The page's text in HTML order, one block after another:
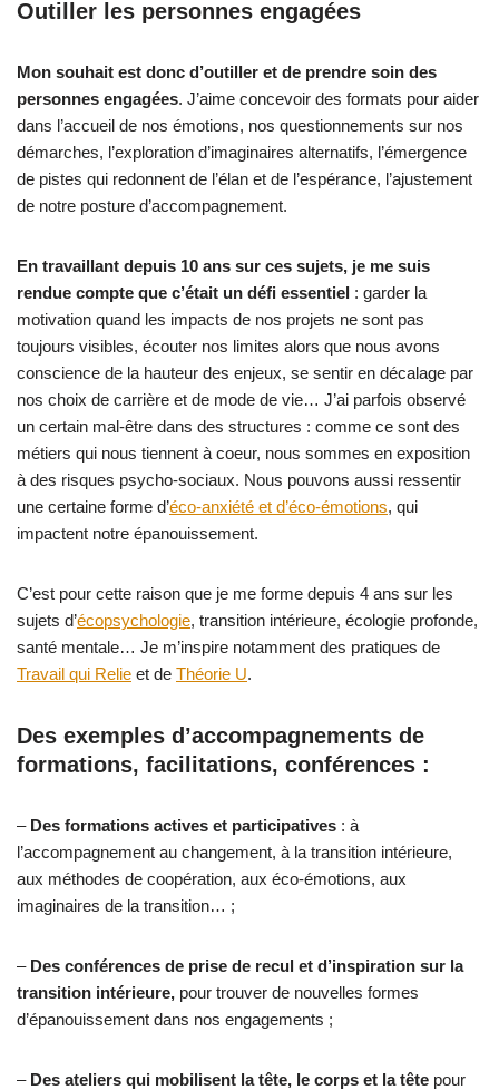
Outiller les personnes engagées
Mon souhait est donc d’outiller et de prendre soin des
personnes engagées. J’aime concevoir des formats pour aider
dans l’accueil de nos émotions, nos questionnements sur nos
démarches, l’exploration d’imaginaires alternatifs, l’émergence
de pistes qui redonnent de l’élan et de l’espérance, l’ajustement
de notre posture d’accompagnement.
En travaillant depuis 10 ans sur ces sujets, je me suis
rendue compte que c’était un défi essentiel : garder la
motivation quand les impacts de nos projets ne sont pas
toujours visibles, écouter nos limites alors que nous avons
conscience de la hauteur des enjeux, se sentir en décalage par
nos choix de carrière et de mode de vie… J’ai parfois observé
un certain mal-être dans des structures : comme ce sont des
métiers qui nous tiennent à coeur, nous sommes en exposition
à des risques psycho-sociaux. Nous pouvons aussi ressentir
une certaine forme d’éco-anxiété et d’éco-émotions, qui
impactent notre épanouissement.
C’est pour cette raison que je me forme depuis 4 ans sur les
sujets d’écopsychologie, transition intérieure, écologie profonde,
santé mentale… Je m’inspire notamment des pratiques de
Travail qui Relie et de Théorie U.
Des exemples d’accompagnements de
formations, facilitations, conférences :
– Des formations actives et participatives : à
l’accompagnement au changement, à la transition intérieure,
aux méthodes de coopération, aux éco-émotions, aux
imaginaires de la transition… ;
– Des conférences de prise de recul et d’inspiration sur la
transition intérieure, pour trouver de nouvelles formes
d’épanouissement dans nos engagements ;
– Des ateliers qui mobilisent la tête, le corps et la tête pour